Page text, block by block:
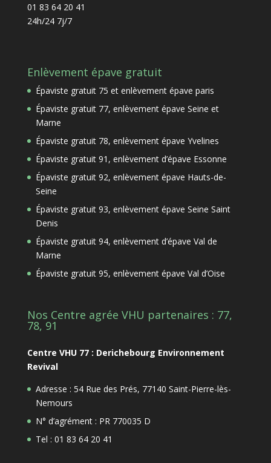
01 83 64 20 41
24h/24 7j/7
Enlèvement épave gratuit
Épaviste gratuit 75 et enlèvement épave paris
Épaviste gratuit 77, enlèvement épave Seine et
Marne
Épaviste gratuit 78, enlèvement épave Yvelines
Épaviste gratuit 91, enlèvement d’épave Essonne
Épaviste gratuit 92, enlèvement épave Hauts-de-
Seine
Épaviste gratuit 93, enlèvement épave Seine Saint
Denis
Épaviste gratuit 94, enlèvement d’épave Val de
Marne
Épaviste gratuit 95, enlèvement épave Val d’Oise
Nos Centre agrée VHU partenaires : 77,
78, 91
Centre VHU 77 : Derichebourg Environnement
Revival
Adresse : 54 Rue des Prés, 77140 Saint-Pierre-lès-
Nemours
N° d’agrément : PR 770035 D
Tel : 01 83 64 20 41